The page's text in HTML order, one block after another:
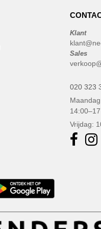
Klant
Sales
020 323
Vrijdag: